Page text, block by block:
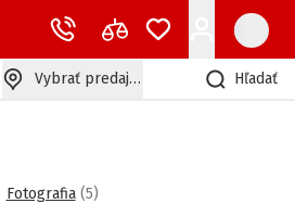
Vybrať predajňu Hľadať
Fotografia (5)